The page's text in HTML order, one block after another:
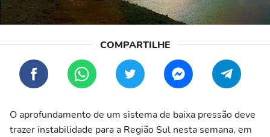
O aprofundamento de um sistema de baixa pressão deve
trazer instabilidade para a Região Sul nesta semana, em